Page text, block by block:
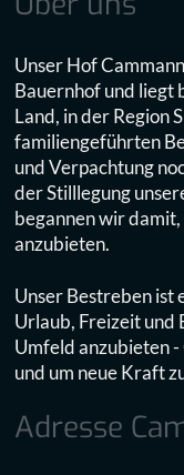
Unser Hof
Bauernhof und liegt
Land, in der Region
familiengeführten
und Verpachtung
der Stilllegung
begannen wir
anzubieten.
Unser Bestreben ist
Urlaub, Freizeit und
Umfeld anzubieten
und um neue Kraft
Adresse